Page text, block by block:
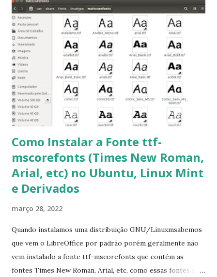
para usuários iniciantes... 1- Atualizar a lista de pacotes: $
sudo apt-get update 2- Atualizar toda a distro: $ sudo apt-
get -f dist-upgrade ou update-manager -d -c 3- Instalar
pacotes: $ sudo apt-get install [nome do pacote] 4-
Procurar arquivos corrompidos: $ sudo apt-get check 5-
Corrigir problemas de dependências, concluir instalação de
pacotes pendentes e outros erros: $ sudo apt-get -f install
6- Se o comando sudo apt-get -f install nã...
Como Instalar a Fonte ttf-
mscorefonts (Times New Roman,
Arial, etc) no Ubuntu, Linux Mint
e Derivados
março 28, 2022
Quando instalamos uma distribuição GNU/Linuxmsabemos
que vem o LibreOffice por padrão porém geralmente não
vem instalado a fonte ttf-mscorefonts que contém as
fontes Times New Roman, Arial, etc, como essas fontes são